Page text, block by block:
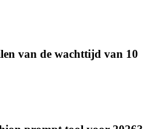
van de wachttijd van 10